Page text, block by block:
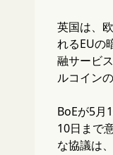
英国は、
れるEUの
融サービ
ルコイン
BoEが5月
10日まで
な協議は